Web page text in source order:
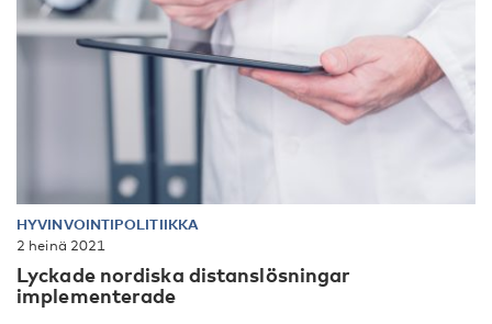
HYVINVOINTIPOLITIIKKA
2 heinä 2021
Lyckade nordiska distanslösningar
implementerade